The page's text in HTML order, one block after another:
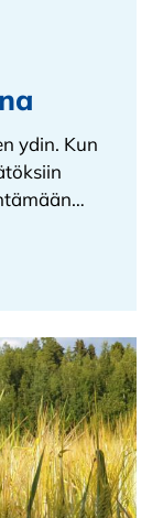
ydin. Kun